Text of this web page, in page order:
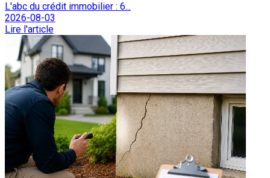
L'abc du crédit immobilier : 6...
2026-08-03
Lire l'article